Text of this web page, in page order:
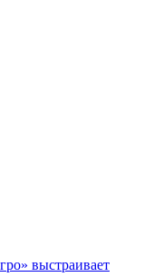
выстраивает